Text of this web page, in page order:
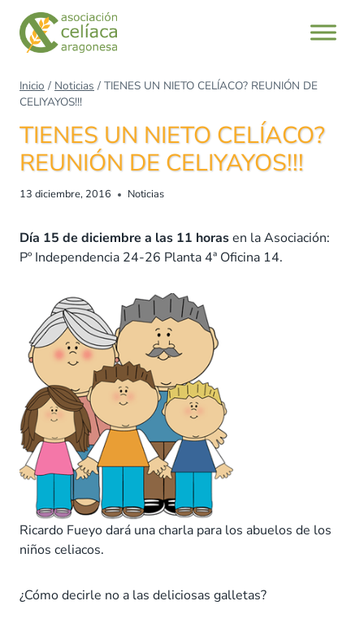
Saltar
contenido
Inicio / Noticias / TIENES UN NIETO CELÍACO? REUNIÓN DE
CELIYAYOS!!!
TIENES UN NIETO CELÍACO?
REUNIÓN DE CELIYAYOS!!!
13 diciembre, 2016 Noticias
Día 15 de diciembre a las 11 horasen la Asociación:
Pº Independencia 24-26 Planta 4ª Oficina 14.
Ricardo Fueyo dará una charla para los abuelos de los
niños celiacos.
¿Cómo decirle no a las deliciosas galletas?